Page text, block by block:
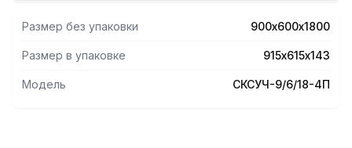
Нагрузка на полку равнораспределенная 200 кг. Вес
полного комплекта 24 кг. Габариты упаковки полок
915х615х143 мм.
Размер без упаковки 900х600х1800
Размер в упаковке 915х615х143
Модель СКСУЧ-9/6/18-4П